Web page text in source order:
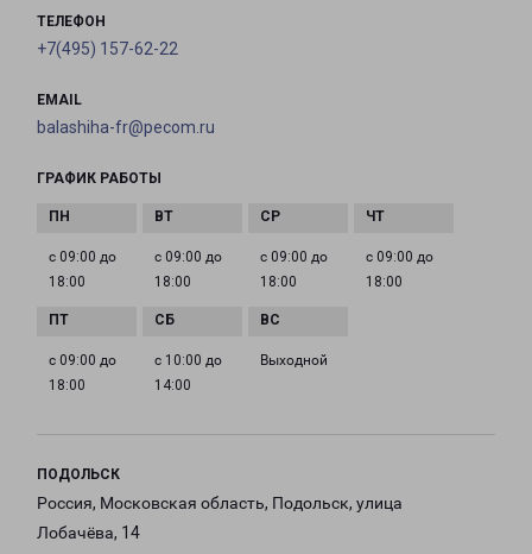
ТЕЛЕФОН
+7(495) 157-62-22
EMAIL
balashiha-fr@pecom.ru
ГРАФИК РАБОТЫ
с 09:00 до
18:00
с 09:00 до
18:00
с 09:00 до
18:00
с 09:00 до
18:00
с 09:00 до
18:00
с 10:00 до
14:00
Выходной
ПОДОЛЬСК
Россия, Московская область, Подольск, улица
Лобачёва, 14